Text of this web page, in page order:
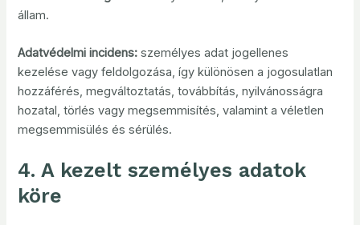
állam.
Adatvédelmi incidens: személyes adat jogellenes
kezelése vagy feldolgozása, így különösen a jogosulatlan
hozzáférés, megváltoztatás, továbbítás, nyilvánosságra
hozatal, törlés vagy megsemmisítés, valamint a véletlen
megsemmisülés és sérülés.
4. A kezelt személyes adatok
köre